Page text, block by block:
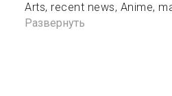
Arts, recent news, Anime,
Развернуть